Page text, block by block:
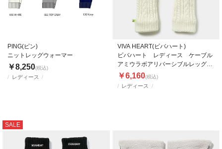
レディース
PING(ピン)
ニットレッグウォーマー
￥8,250(税込)
レディース
VIVA HEART(ビバハート)
ビバハート レディース ケーブル
アミウラボアリバーシブルレッグウ
ォーマー
￥6,160(税込)
SALE